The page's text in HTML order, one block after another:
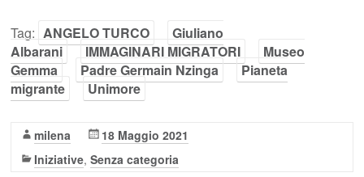
Tag: ANGELO TURCO
Giuliano
Albarani
IMMAGINARI MIGRATORI
Museo
Gemma
Padre Germain Nzinga
Pianeta
migrante
Unimore
milena
18 Maggio 2021
Iniziative,Senza categoria